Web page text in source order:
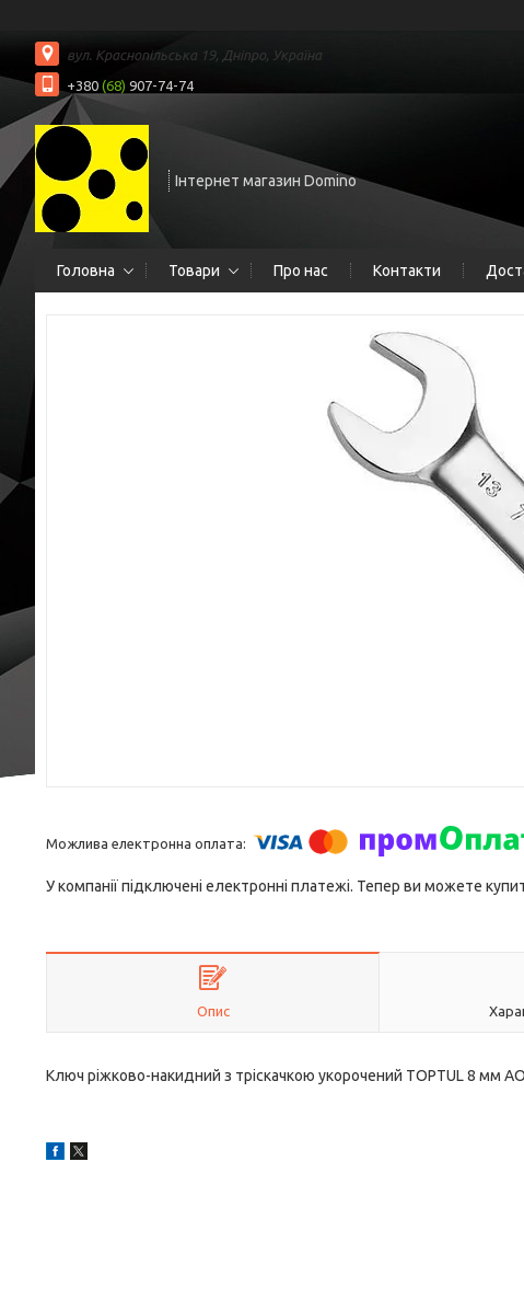
вул. Краснопільська 19, Дніпро, Україна
+380 (68) 907-74-74
Інтернет магазин Domino
Головна Товари Про нас Контакти
У компанії підключені електронні платежі. Тепер ви можете
Опис
Ключ ріжково-накидний з тріскачкою укорочений TOPTUL 8 мм